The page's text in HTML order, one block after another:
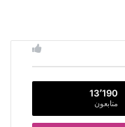
13٬190
متابعون